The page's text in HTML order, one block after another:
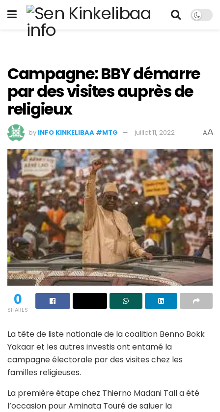
Campagne: BBY démarre
par des visites auprès de
religieux
by INFO KINKELIBAA #MTG juillet 11, 2022 AA
0
SHARES
La tête de liste nationale de la coalition Benno Bokk
Yakaar et les autres investis ont entamé la
campagne électorale par des visites chez les
familles religieuses.
La première étape chez Thierno Madani Tall a été
l’occasion pour Aminata Touré de saluer la